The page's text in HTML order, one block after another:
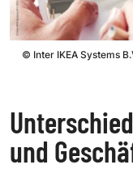
© Inter IKEA Systems
und